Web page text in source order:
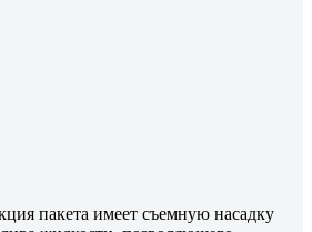
пакета имеет съемную насадку